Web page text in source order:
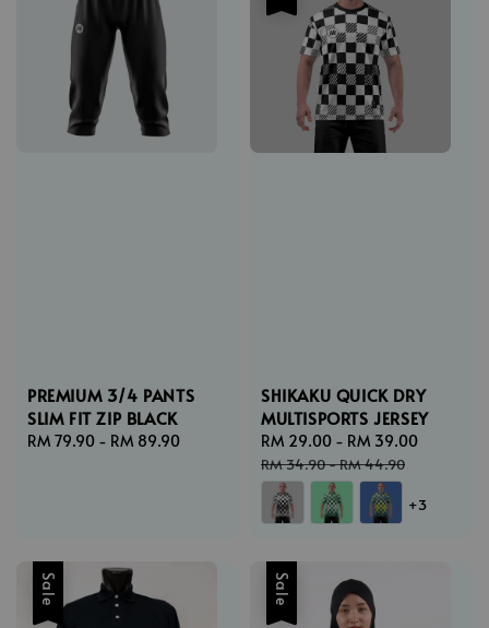
PREMIUM 3/4 PANTS
SLIM FIT ZIP BLACK
Regular
RM 79.90 - RM 89.90
SHIKAKU QUICK DRY
MULTISPORTS JERSEY
Sale
price
RM 29.00 - RM 39.00
RM 34.90-RM 44.90
+3
Sale Sale